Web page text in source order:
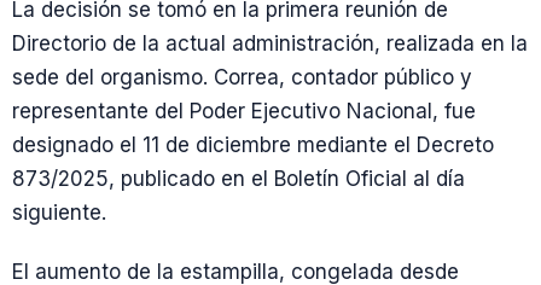
La decisión se tomó en la primera reunión de
Directorio de la actual administración, realizada en la
sede del organismo. Correa, contador público y
representante del Poder Ejecutivo Nacional, fue
designado el 11 de diciembre mediante el Decreto
873/2025, publicado en el Boletín Oficial al día
siguiente.
El aumento de la estampilla, congelada desde